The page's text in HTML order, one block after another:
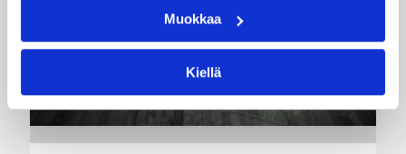
Muokkaa
Kiellä